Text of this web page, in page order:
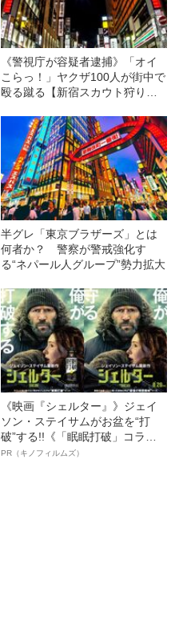
《警視庁が容疑者逮捕》「オイ
こらっ！」ヤクザ100人が街中で
殴る蹴る【新宿スカウト狩り】
半グレ「東京ブラザーズ」とは
何者か？ 警察が警戒強化す
る“ネパール人グループ”勢力拡大
《映画『シェルター』》ジェイ
ソン・ステイサムがお盆を“打
破”する!!《「眠眠打破」コラ
ボ》
PR（キノフィルムズ）